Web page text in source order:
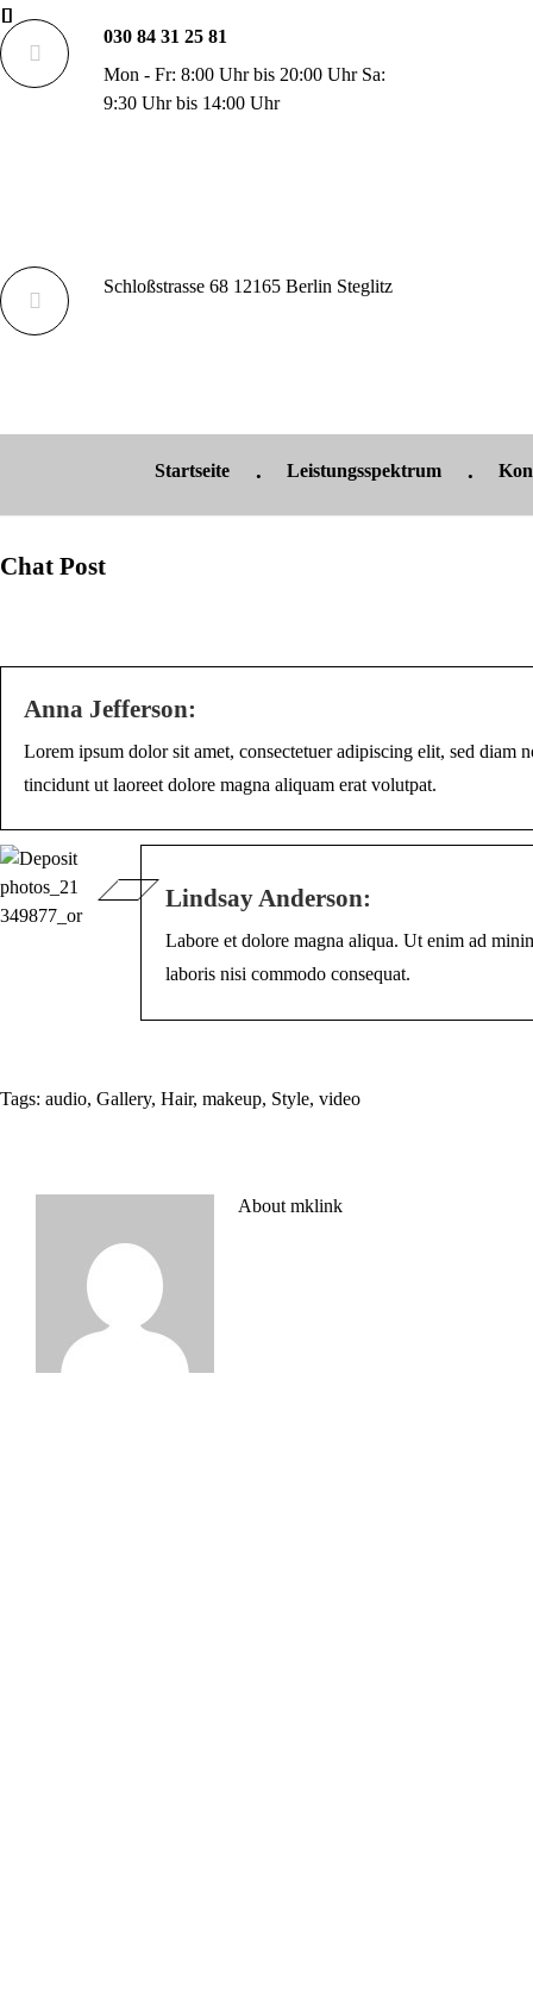
030 84 31 25 81
Mon - Fr: 8:00 Uhr bis 20:00 Uhr Sa:
9:30 Uhr bis 14:00 Uhr
Schloßstrasse 68 12165 Berlin Steglitz
Startseite Leistungsspektrum
Chat Post
Anna Jefferson:
Lorem ipsum dolor sit amet, consectetuer adipiscing elit, sed diam
tincidunt ut laoreet dolore magna aliquam erat volutpat.
Lindsay Anderson:
Labore et dolore magna aliqua. Ut enim ad
laboris nisi commodo consequat.
Tags: audio, Gallery, Hair, makeup, Style, video
About mklink